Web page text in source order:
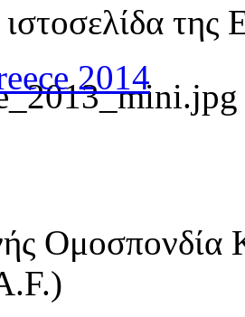
της
2014
Ομοσπονδία